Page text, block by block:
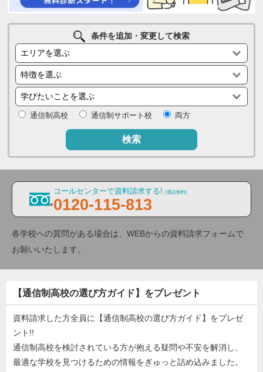
条件を追加・変更して検索
通信制高校 通信制サポート校 両方
検索
コールセンターで資料請求する! (通話無料)
0120-115-813
各学校への質問がある場合は、WEBからの資料請求フォームで
お願いいたします。
【通信制高校の選び方ガイド】をプレゼント
資料請求した方全員に【通信制高校の選び方ガイド】をプレゼ
ント!!
通信制高校を検討されている方が抱える疑問や不安を解消し、
最適な学校を見つけるための情報をぎゅっと詰め込みました。